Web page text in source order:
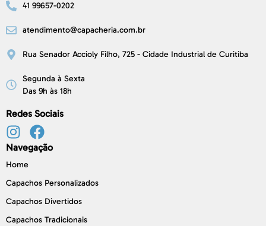
41 99657-0202
atendimento@capacheria.com.br
Rua Senador Accioly Filho, 725 - Cidade Industrial de Curitiba
Segunda à Sexta
Das 9h às 18h
Redes Sociais
Navegação
Home
Capachos Personalizados
Capachos Divertidos
Capachos Tradicionais